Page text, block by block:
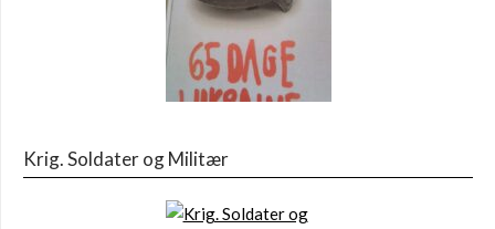
Krig. Soldater og Militær